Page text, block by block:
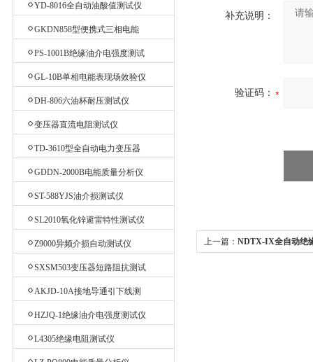
YD-8016全自动油酸值测试仪
GKDN858型便携式三相电能
质量分析仪
PS-1001B绝缘油介电强度测试
GL-10B单相电能表现场效验仪
DH-806六油杯耐压测试仪
变压器直流电阻测试仪
TD-3610型全自动电力变压器
GDDN-2000B电能质量分析仪
ST-588YJS油介损测试仪
SL2010氧化锌避雷特性测试仪
Z9000异频介损自动测试仪
SXSM503变压器短路阻抗测试
AKJD-10A接地导通引下线测
HZJQ-1绝缘油介电强度测试仪
L4305绝缘电阻测试仪
补充说明：
验证码：
上一篇： NDTX-IX全自动绝